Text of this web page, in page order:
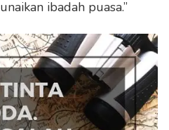
ibadah puasa.”